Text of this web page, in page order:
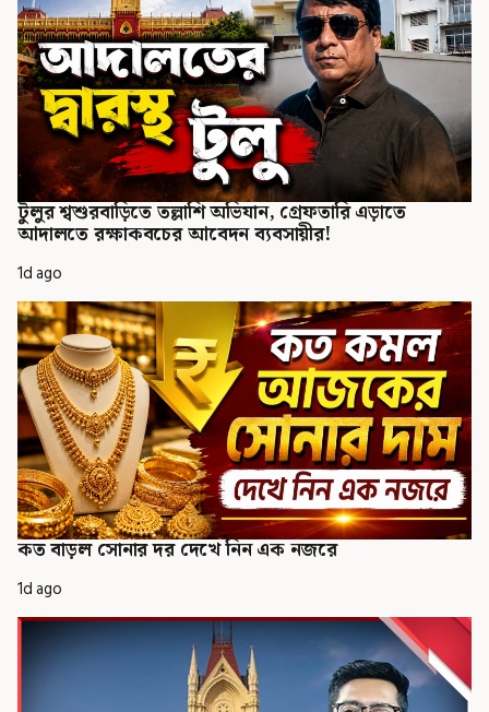
টুলুর শ্বশুরবাড়িতে তল্লাশি অভিযান, গ্রেফতারি এড়াতে
আদালতে রক্ষাকবচের আবেদন ব্যবসায়ীর!
1d ago
কত বাড়ল সোনার দর দেখে নিন এক নজরে
1d ago